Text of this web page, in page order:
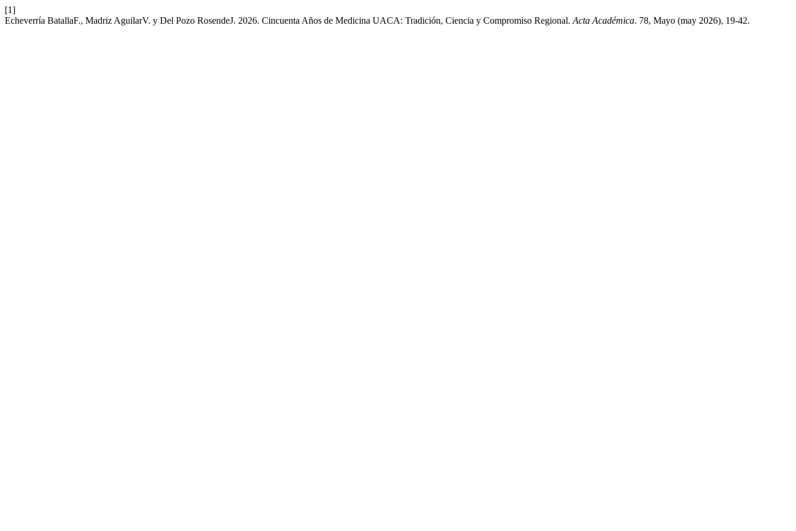
[1]
Echeverría BatallaF., Madriz AguilarV. y Del Pozo RosendeJ. 2026. Cincuenta Años de Medicina UACA: Tradición, Ciencia y Compromiso Regional. Acta Académica. 78, Mayo (may 2026), 19-42.